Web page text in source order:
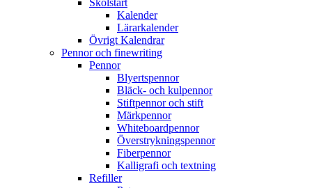
Skolstart
Kalender
Lärarkalender
Övrigt Kalendrar
Pennor och finewriting
Pennor
Blyertspennor
Bläck- och kulpennor
Stiftpennor och stift
Märkpennor
Whiteboardpennor
Överstrykningspennor
Fiberpennor
Kalligrafi och textning
Refiller